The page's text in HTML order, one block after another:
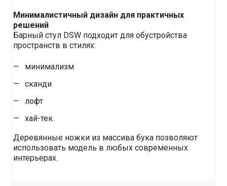
Минималистичный дизайн для практичных
решений
Барный стул DSW подходит для обустройства
пространств в стилях:
минимализм
сканди
лофт
хай-тек
Деревянные ножки из массива бука позволяют
использовать модель в любых современных
интерьерах.